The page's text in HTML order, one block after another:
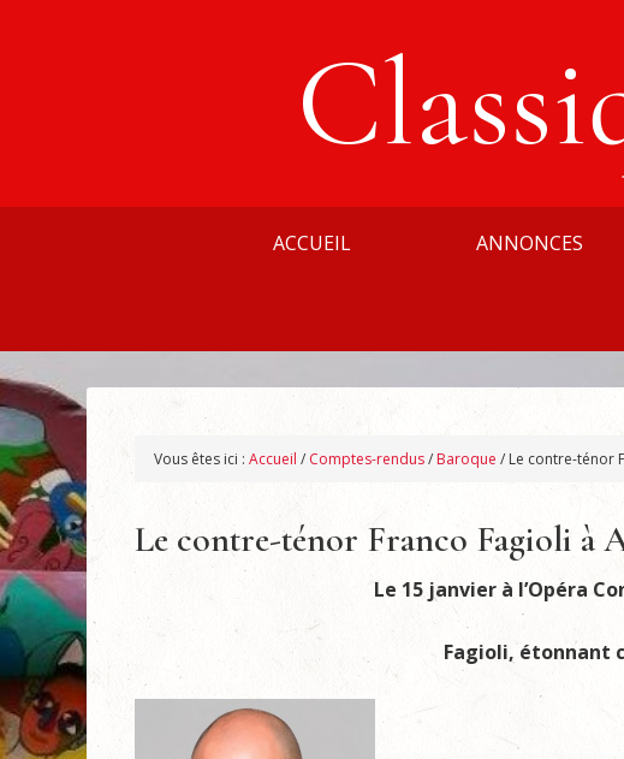
ACCUEIL ANNONCES
Vous êtes ici : Accueil / Comptes-rendus/ Baroque / Le contre-ténor
Le contre-ténor Franco Fagioli à
Le 15 janvier à l’Opéra
Fagioli, étonnant